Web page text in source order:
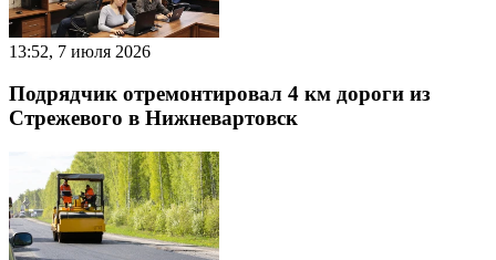
13:52, 7 июля 2026
Подрядчик отремонтировал 4 км дороги из
Стрежевого в Нижневартовск